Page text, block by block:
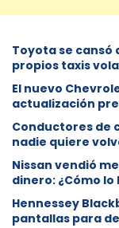
Toyota se
propios taxis
El nuevo
actualización
Conductores de
nadie quiere
Nissan vendió
dinero: ¿Cómo lo
Hennessey
pantallas para